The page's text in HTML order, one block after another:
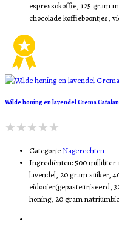
espressokoffie, 125 gram
chocolade koffieboontjes,
Wilde honing en lavendel Crema
Categorie Nagerechten
Ingrediënten:500 milliliter
lavendel, 20 gram suiker,
eidooier(gepasteuriseerd,
honing, 20 gram